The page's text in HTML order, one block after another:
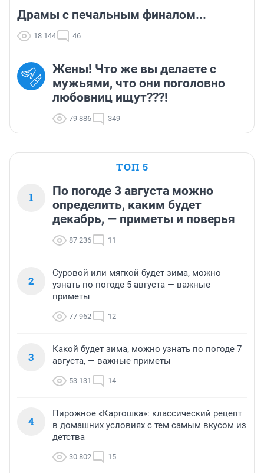
Драмы с печальным финалом...
18 144 46
Жены! Что же вы делаете с
мужьями, что они поголовно
любовниц ищут???!
79 886 349
ТОП 5
1
По погоде 3 августа можно
определить, каким будет
декабрь, — приметы и поверья
87 236 11
2
Суровой или мягкой будет зима, можно
узнать по погоде 5 августа — важные
приметы
77 962 12
3
Какой будет зима, можно узнать по погоде 7
августа, — важные приметы
53 131 14
4
Пирожное «Картошка»: классический рецепт
в домашних условиях с тем самым вкусом из
детства
30 802 15